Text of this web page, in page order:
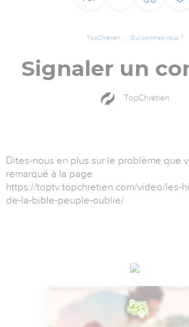
TopChrétien Qui sommes-nous ?
Signaler un
TopChrétien
Dites-nous en plus sur le problème que
remarqué à la page
https://toptv.topchretien.com/video/les-
de-la-bible-peuple-oublie/